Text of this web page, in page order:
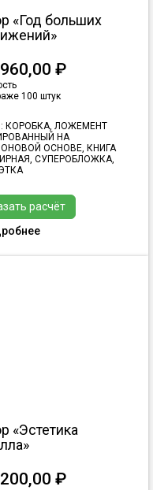
«Год больших
₽
100 штук
КОРОБКА, ЛОЖЕМЕНТ
НА
ОСНОВЕ, КНИГА
СУПЕРОБЛОЖКА,
расчёт
«Эстетика
₽